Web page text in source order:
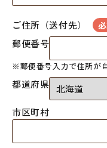
ご住所（送付先）
郵便番号
※郵便番号入力で住所が
都道府県
市区町村